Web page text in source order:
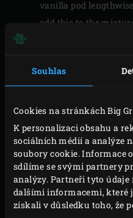
Souhlas
Cookies na stránkách Big
K personalizaci obsahu a
sociálních médií a analýze
soubory cookie. Informace
sdílíme se svými partnery
analýzy. Partneři tyto
dalšími informacemi, které
získali v důsledku toho, že
vanilla pod
add this to the
do not knead longer
fridge for 1 hour.
Beat the egg, weigh
the almond paste,
cornflour. Whisk well.
cores and cut the
centimetres. Mix
rest of the filling.
For the topping, beat